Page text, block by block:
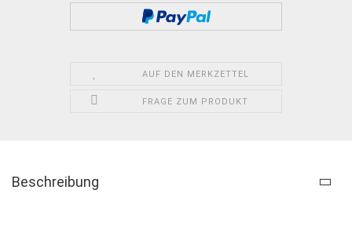
AUF DEN MERKZETTEL
FRAGE ZUM PRODUKT
Beschreibung